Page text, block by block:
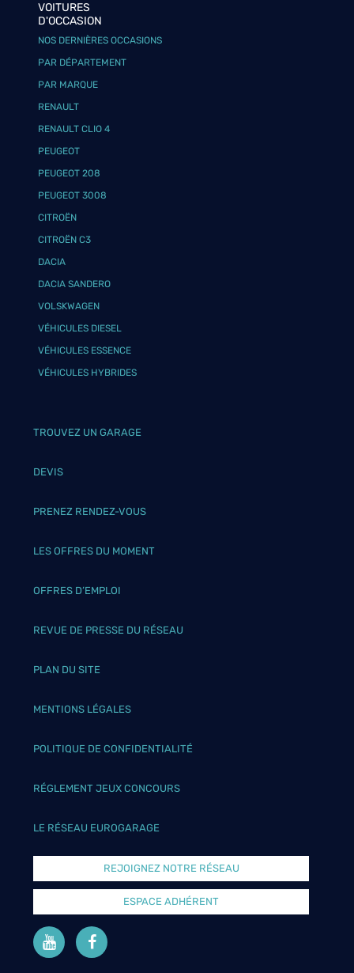
VOITURES
D'OCCASION
NOS DERNIÈRES OCCASIONS
PAR DÉPARTEMENT
PAR MARQUE
RENAULT
RENAULT CLIO 4
PEUGEOT
PEUGEOT 208
PEUGEOT 3008
CITROËN
CITROËN C3
DACIA
DACIA SANDERO
VOLSKWAGEN
VÉHICULES DIESEL
VÉHICULES ESSENCE
VÉHICULES HYBRIDES
TROUVEZ UN GARAGE
DEVIS
PRENEZ RENDEZ-VOUS
LES OFFRES DU MOMENT
OFFRES D’EMPLOI
REVUE DE PRESSE DU RÉSEAU
PLAN DU SITE
MENTIONS LÉGALES
POLITIQUE DE CONFIDENTIALITÉ
RÉGLEMENT JEUX CONCOURS
LE RÉSEAU EUROGARAGE
REJOIGNEZ NOTRE RÉSEAU
ESPACE ADHÉRENT